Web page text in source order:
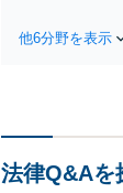
他6分野を表示
法律Q&Aを